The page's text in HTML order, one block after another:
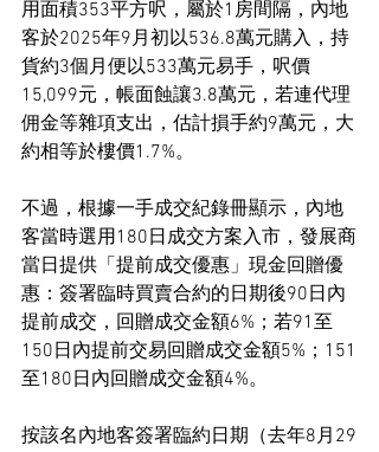
用面積353平方呎，屬於1房間隔，內地
客於2025年9月初以536.8萬元購入，持
貨約3個月便以533萬元易手，呎價
15,099元，帳面蝕讓3.8萬元，若連代理
佣金等雜項支出，估計損手約9萬元，大
約相等於樓價1.7%。
不過，根據一手成交紀錄冊顯示，內地
客當時選用180日成交方案入市，發展商
當日提供「提前成交優惠」現金回贈優
惠：簽署臨時買賣合約的日期後90日內
提前成交，回贈成交金額6%；若91至
150日內提前交易回贈成交金額5%；151
至180日內回贈成交金額4%。
按該名內地客簽署臨約日期（去年8月29